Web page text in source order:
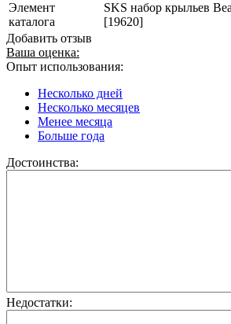
Элемент
каталога
SKS набор крыльев
[19620]
Добавить отзыв
Ваша оценка:
Опыт использования:
Несколько дней
Несколько месяцев
Менее месяца
Больше года
Достоинства:
Недостатки: